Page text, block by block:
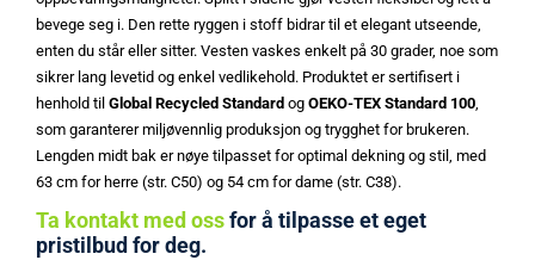
bevege seg i. Den rette ryggen i stoff bidrar til et elegant utseende,
enten du står eller sitter. Vesten vaskes enkelt på 30 grader, noe som
sikrer lang levetid og enkel vedlikehold. Produktet er sertifisert i
henhold til Global Recycled Standard og OEKO-TEX Standard 100,
som garanterer miljøvennlig produksjon og trygghet for brukeren.
Lengden midt bak er nøye tilpasset for optimal dekning og stil, med
63 cm for herre (str. C50) og 54 cm for dame (str. C38).
Ta kontakt med ossfor å tilpasse et eget
pristilbud for deg.